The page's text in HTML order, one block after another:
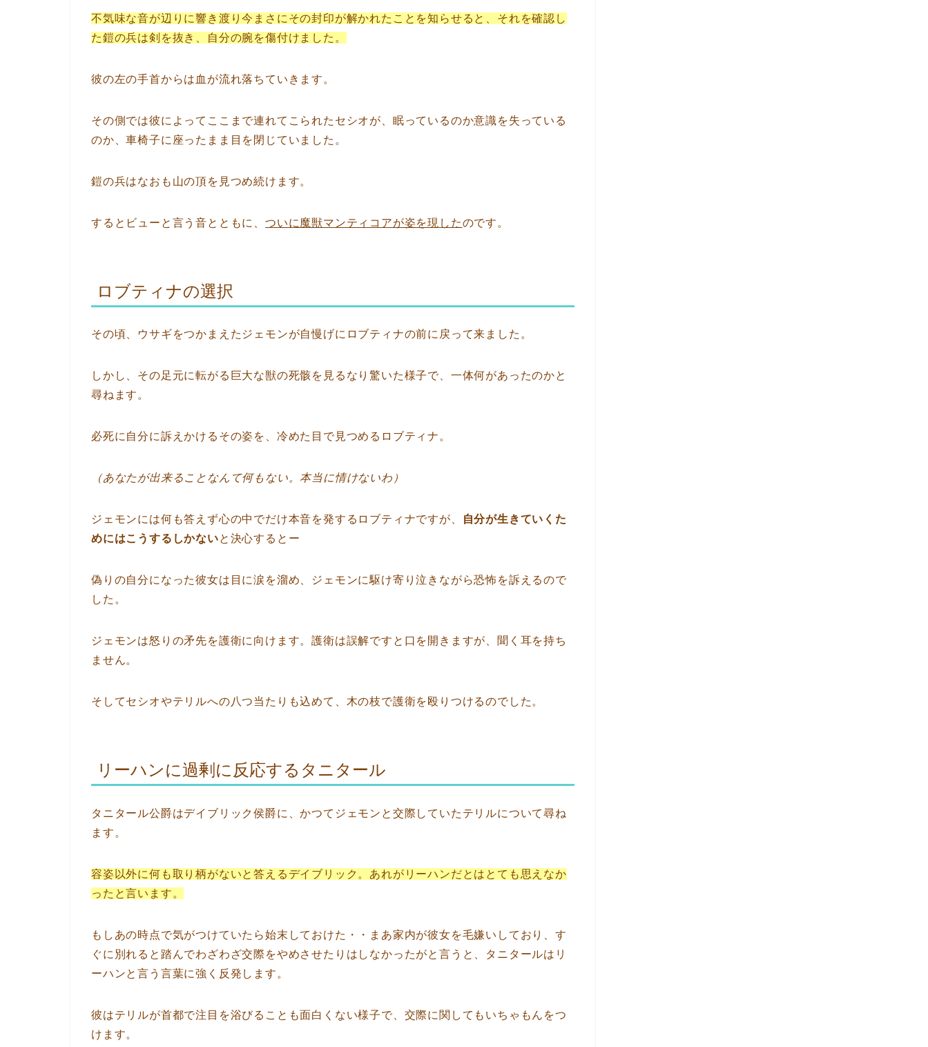
不気味な音が辺りに響き渡り今まさにその封印が解かれたことを知らせると、それを確認し
た鎧の兵は剣を抜き、自分の腕を傷付けました。
彼の左の手首からは血が流れ落ちていきます。
その側では彼によってここまで連れてこられたセシオが、眠っているのか意識を失っている
のか、車椅子に座ったまま目を閉じていました。
鎧の兵はなおも山の頂を見つめ続けます。
するとビューと言う音とともに、ついに魔獣マンティコアが姿を現したのです。
ロブティナの選択
その頃、ウサギをつかまえたジェモンが自慢げにロブティナの前に戻って来ました。
しかし、その足元に転がる巨大な獣の死骸を見るなり驚いた様子で、一体何があったのかと
尋ねます。
必死に自分に訴えかけるその姿を、冷めた目で見つめるロブティナ。
（あなたが出来ることなんて何もない。本当に情けないわ）
ジェモンには何も答えず心の中でだけ本音を発するロブティナですが、
自分が生きていくた
めにはこうするしかないと決心するとー
偽りの自分になった彼女は目に涙を溜め、ジェモンに駆け寄り泣きながら恐怖を訴えるので
した。
ジェモンは怒りの矛先を護衛に向けます。護衛は誤解ですと口を開きますが、聞く耳を持ち
ません。
そしてセシオやテリルへの八つ当たりも込めて、木の枝で護衛を殴りつけるのでした。
リーハンに過剰に反応するタニタール
タニタール公爵はデイブリック侯爵に、かつてジェモンと交際していたテリルについて尋ね
ます。
容姿以外に何も取り柄がないと答えるデイブリック。あれがリーハンだとはとても思えなか
ったと言います。
もしあの時点で気がつけていたら始末しておけた・・まあ家内が彼女を毛嫌いしており、す
ぐに別れると踏んでわざわざ交際をやめさせたりはしなかったがと言うと、タニタールはリ
ーハンと言う言葉に強く反発します。
彼はテリルが首都で注目を浴びることも面白くない様子で、交際に関してもいちゃもんをつ
けます。